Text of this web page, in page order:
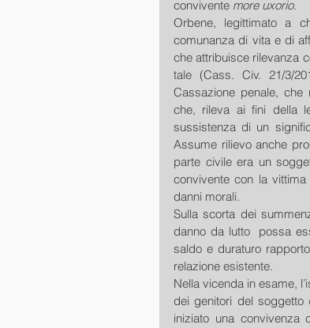
convivente more uxorio.
Orbene, legittimato a
comunanza di vita e di
che attribuisce rilevanza
tale (Cass. Civ. 21/3/
Cassazione penale, che
che, rileva ai fini della
sussistenza di un
Assume rilievo anche
parte civile era un
convivente con la
danni morali.
Sulla scorta dei
danno da lutto  possa
saldo e duraturo
relazione esistente.
Nella vicenda in esame,
dei genitori del
iniziato una convivenza